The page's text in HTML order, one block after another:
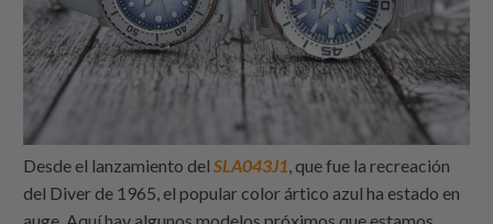
Desde el lanzamiento delSLA043J1, que fue la recreación
del Diver de 1965, el popular color ártico azul ha estado en